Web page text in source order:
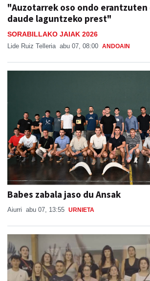
"Auzotarrek oso ondo
daude laguntzeko prest"
SORABILLAKO JAIAK 2026
Lide Ruiz Telleria abu 07, 08:00 ANDOAIN
Babes zabala jaso du Ansak
Aiurri abu 07, 13:55 URNIETA